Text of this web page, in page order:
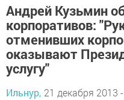
Андрей Кузьмин
корпоративов:
отменивших
оказывают
услугу"
Ильнур, 21 декабря 2013